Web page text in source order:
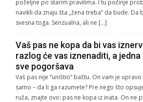
poželjne po starim pravilima. I tu počinje
navikli da znaju šta „žena treba“ da bude. Da
svesna toga. Senzualna, ali ne […]
Vaš pas ne kopa da bi vas
razlog će vas iznenaditi, a
sve pogoršava
Vaš pas nije “uništio” baštu. On vam je
samo – da li ga razumete? Pre nego što
ruža, znajte ovo: pas ne kopa iz inata. On ne